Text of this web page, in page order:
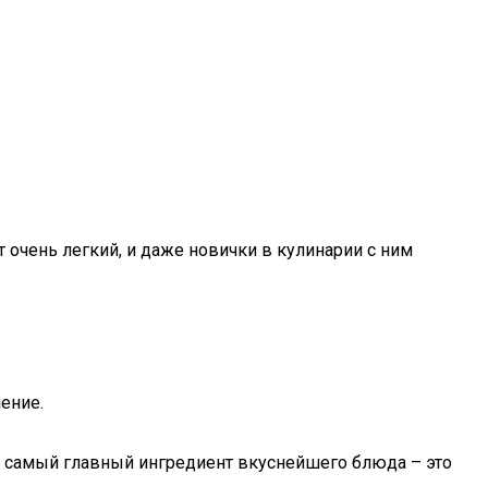
очень легкий, и даже новички в кулинарии с ним
главный ингредиент вкуснейшего блюда – это